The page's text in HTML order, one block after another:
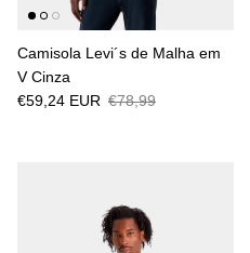
Camisola Levi´s de Malha em
V Cinza
€59,24 EUR €78,99